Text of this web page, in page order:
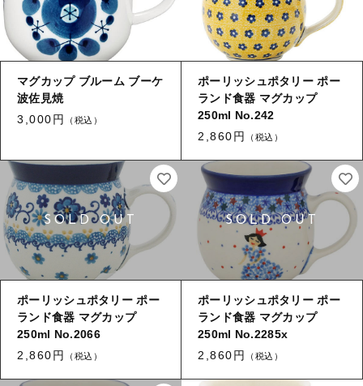
マグカップ ブルーム ブーケ
波佐見焼
3,000円
（税込）
ポーリッシュポタリー ポー
ランド食器 マグカップ
250ml No.242
2,860円
（税込）
ポーリッシュポタリー ポー
ランド食器 マグカップ
250ml No.2066
2,860円
（税込）
ポーリッシュポタリー ポー
ランド食器 マグカップ
250ml No.2285x
2,860円
（税込）
新着商品
当店について
お知らせ
ブログ
ご利用ガイド
お問い合わせ
並び順